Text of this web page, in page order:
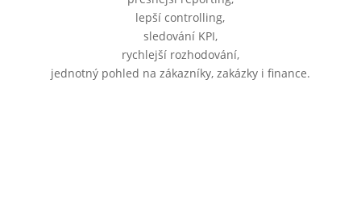
lepší controlling,
sledování KPI,
rychlejší rozhodování,
jednotný pohled na zákazníky, zakázky i finance.